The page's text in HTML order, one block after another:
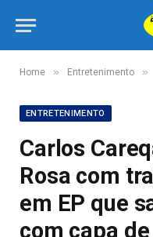
Home » Entretenimento »
ENTRETENIMENTO
Carlos
Rosa com
em EP que
com capa